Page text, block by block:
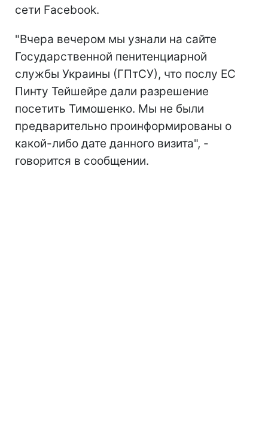
сети Facebook.
"Вчера вечером мы узнали на сайте
Государственной пенитенциарной
службы Украины (ГПтСУ), что послу ЕС
Пинту Тейшейре дали разрешение
посетить Тимошенко. Мы не были
предварительно проинформированы о
какой-либо дате данного визита", -
говорится в сообщении.